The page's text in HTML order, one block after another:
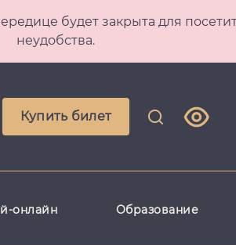
будет закрыта для
неудобства.
Купить билет
онлайн Образование